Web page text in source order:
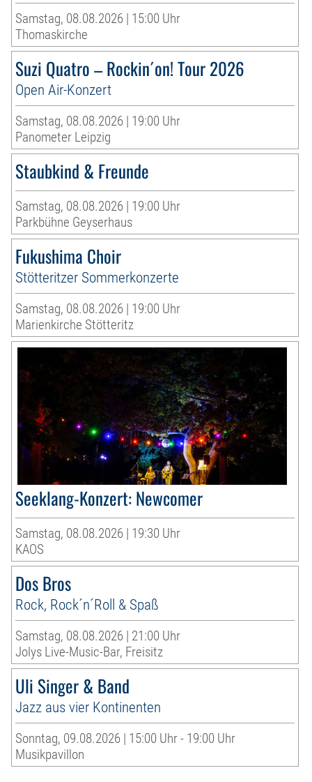
Samstag, 08.08.2026 | 15:00 Uhr
Thomaskirche
Suzi Quatro – Rockin´on! Tour 2026
Open Air-Konzert
Samstag, 08.08.2026 | 19:00 Uhr
Panometer Leipzig
Staubkind & Freunde
Samstag, 08.08.2026 | 19:00 Uhr
Parkbühne Geyserhaus
Fukushima Choir
Stötteritzer Sommerkonzerte
Samstag, 08.08.2026 | 19:00 Uhr
Marienkirche Stötteritz
Seeklang-Konzert: Newcomer
Samstag, 08.08.2026 | 19:30 Uhr
KAOS
Dos Bros
Rock, Rock´n´Roll & Spaß
Samstag, 08.08.2026 | 21:00 Uhr
Jolys Live-Music-Bar, Freisitz
Uli Singer & Band
Jazz aus vier Kontinenten
Sonntag, 09.08.2026 | 15:00 Uhr - 19:00 Uhr
Musikpavillon